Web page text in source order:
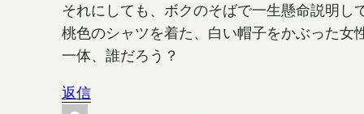
それにしても、ボクのそばで一生懸命説明し
桃色のシャツを着た、白い帽子をかぶった女
一体、誰だろう？
返信